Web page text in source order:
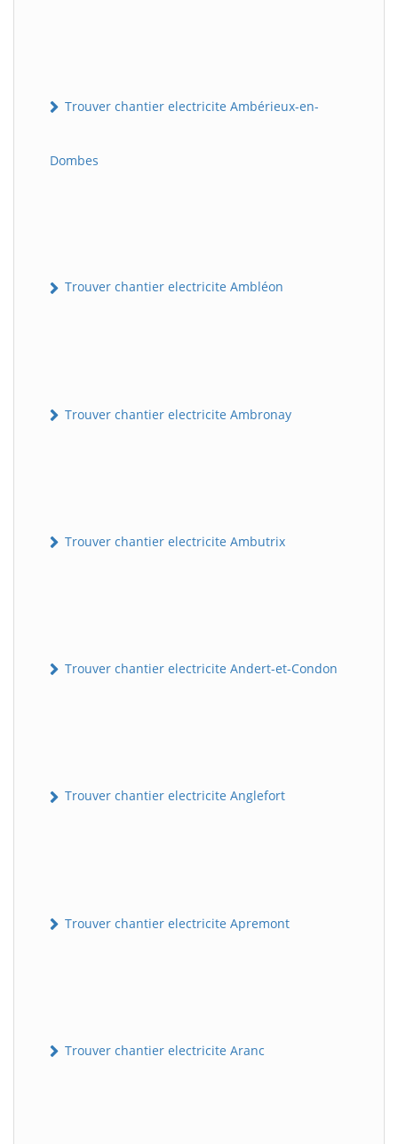
Trouver chantier electricite Ambérieux-en-
Dombes
Trouver chantier electricite Ambléon
Trouver chantier electricite Ambronay
Trouver chantier electricite Ambutrix
Trouver chantier electricite Andert-et-Condon
Trouver chantier electricite Anglefort
Trouver chantier electricite Apremont
Trouver chantier electricite Aranc